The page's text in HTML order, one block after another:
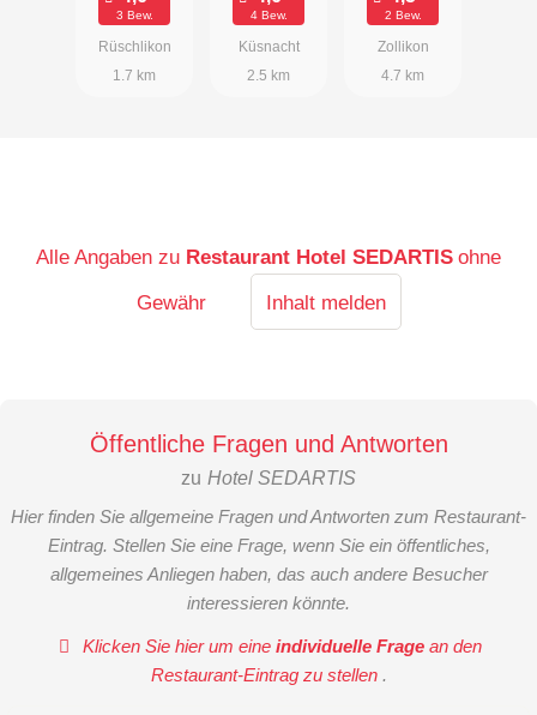
3 Bew.
Rüschlikon
1.7 km
4 Bew.
Küsnacht
2.5 km
2 Bew.
Zollikon
4.7 km
Alle Angaben zu Restaurant Hotel SEDARTIS ohne
Gewähr
Inhalt melden
Öffentliche Fragen und Antworten
zu Hotel SEDARTIS
Hier finden Sie allgemeine Fragen und Antworten zum Restaurant-
Eintrag. Stellen Sie eine Frage, wenn Sie ein öffentliches,
allgemeines Anliegen haben, das auch andere Besucher
interessieren könnte.
Klicken Sie hier um eineindividuelle Frage an den
Restaurant-Eintrag zu stellen .